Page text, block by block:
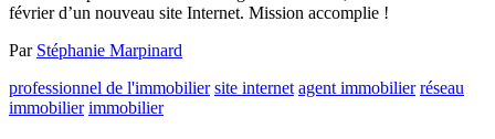
février d’un nouveau site Internet. Mission accomplie !
Par Stéphanie Marpinard
professionnel de l'immobilier site internet agent immobilier réseau
immobilier immobilier